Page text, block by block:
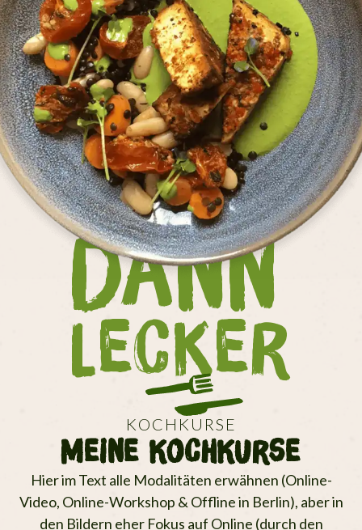
Dann
Lecker
KOCHKURSE
Meine KochKurse
Hier im Text alle Modalitäten erwähnen (Online-
Video, Online-Workshop & Offline in Berlin), aber in
den Bildern eher Fokus auf Online (durch den